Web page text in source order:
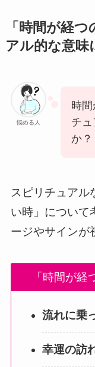
「時間が経
アル的な意味
悩める人
時
チ
か？
スピリチュアル
い時」について
ージやサインが
「時間が
流れに乗
幸運の訪